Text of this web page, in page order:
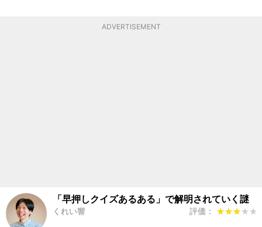
ADVERTISEMENT
「早押しクイズあるある」で解明されていく謎
くれい響 評価： ★★★★★
★★★★★